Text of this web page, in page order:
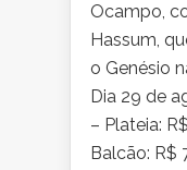
Ocampo,
Hassum,
o Genésio
Dia 29 de
– Plateia:
Balcão: R$